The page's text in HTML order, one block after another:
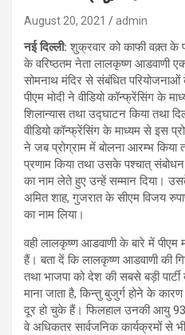
August 20, 2021 admin
नई दिल्ली:शुक्रवार को काफी वक़्त के
के वरिष्ठतम नेता लालकृष्ण आडवाणी
सोमनाथ मंदिर से संबंधित
पीएम मोदी ने वीडियो कॉन्फ्रेंसिंग के
शिलान्यास तथा उद्घाटन किया तथा
वीडियो कॉन्फ्रेंसिंग के माध्यम से इस
ने जब प्रोग्राम में बोलना आरम्भ
प्रणाम किया तथा उसके पश्चात्
का नाम लेते हुए उन्हें सम्मान दिया।
अमित शाह, गुजरात के सीएम विजय
का नाम लिया।
वही लालकृष्ण आडवाणी के बारे में पीएम
हैं। बता दें कि लालकृष्ण आडवाणी की
तथा भाजपा को देश की सबसे बड़ी
माना जाता है, किन्तु बुजुर्ग होने के
दूर हो चुके हैं। फिलहाल उनकी आयु
वे अधिकतर सार्वजनिक कार्यक्रमों से